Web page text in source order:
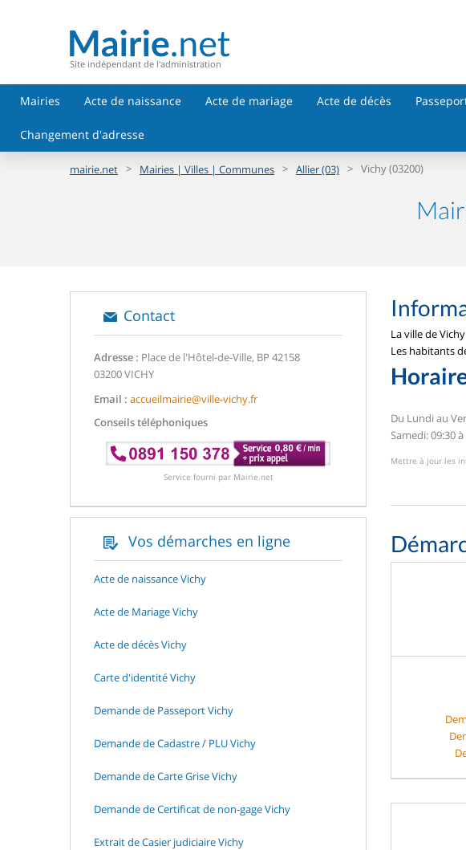
Site indépendant de l'administration
Mairies Acte de naissance Acte de mariage Acte de décès
Changement d'adresse
mairie.net > Mairies | Villes | Communes > Allier (03) > Vichy (03200)
Contact
Adresse : Place de l'Hôtel-de-Ville, BP 42158
03200 VICHY
Email : accueilmairie@ville-vichy.fr
Conseils téléphoniques
Service fourni par Mairie.net
Vos démarches en ligne
Acte de naissance Vichy
Acte de Mariage Vichy
Acte de décès Vichy
Carte d'identité Vichy
Demande de Passeport Vichy
Demande de Cadastre / PLU Vichy
Demande de Carte Grise Vichy
Demande de Certificat de non-gage Vichy
Extrait de Casier judiciaire Vichy
La ville de
Les habitants
Du Lundi au
Samedi: 09:30
Mettre à jour les